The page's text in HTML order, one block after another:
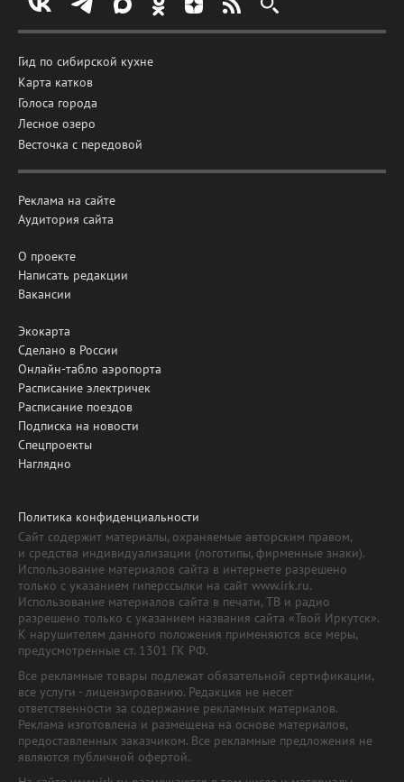
Гид по сибирской кухне
Карта катков
Голоса города
Лесное озеро
Весточка с передовой
Реклама на сайте
Аудитория сайта
О проекте
Написать редакции
Вакансии
Экокарта
Сделано в России
Онлайн-табло аэропорта
Расписание электричек
Расписание поездов
Подписка на новости
Спецпроекты
Наглядно
Политика конфиденциальности
Сайт содержит материалы, охраняемые авторским правом,
и средства индивидуализации (логотипы, фирменные знаки).
Использование материалов сайта в интернете разрешено
только с указанием гиперссылки на сайт www.irk.ru.
Использование материалов сайта в печати, ТВ и радио
разрешено только с указанием названия сайта «Твой Иркутск».
К нарушителям данного положения применяются все меры,
предусмотренные ст. 1301 ГК РФ.
Все рекламные товары подлежат обязательной сертификации,
все услуги - лицензированию. Редакция не несет
ответственности за содержание рекламных материалов.
Реклама изготовлена и размещена на основе материалов,
предоставленных заказчиком. Все рекламные предложения не
являются публичной офертой.